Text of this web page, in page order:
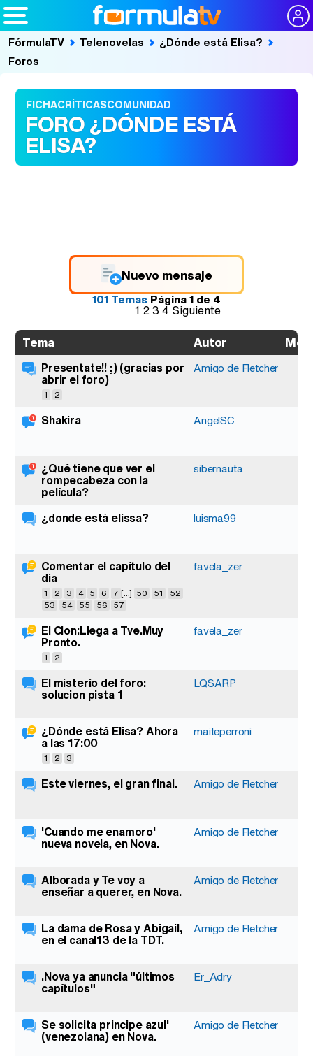
FórmulaTV Telenovelas
¿Dónde está Elisa?
Foros
FICHACRÍTICASCOMUNIDAD
FORO ¿DÓNDE ESTÁ
ELISA?
Nuevo mensaje
101 TemasPágina1de4
1 234 Siguiente
Tema
Autor
Presentate!! ;) (gracias por
abrir el foro)
1 2
Amigo de Fletcher
Shakira AngelSC
¿Qué tiene que ver el
rompecabeza con la
película?
sibernauta
¿donde está elissa? luisma99
Comentar el capítulo del
día
1 2 3 4 5 6 7 [...] 50 51
52
53
54 55 56 57
favela_zer
El Clon:Llega a Tve.Muy
Pronto.
1 2
favela_zer
El misterio del foro:
solucion pista 1
LQSARP
¿Dónde está Elisa? Ahora
a las 17:00
1 2 3
maiteperroni
Este viernes, el gran final. Amigo de Fletcher
'Cuando me enamoro'
nueva novela, en Nova.
Amigo de Fletcher
Alborada y Te voy a
enseñar a querer, en Nova.
Amigo de Fletcher
La dama de Rosa y Abigail,
en el canal13 de la TDT.
Amigo de Fletcher
.Nova ya anuncia "últimos
capítulos"
Er_Adry
Se solicita principe azul'
(venezolana) en Nova.
Amigo de Fletcher